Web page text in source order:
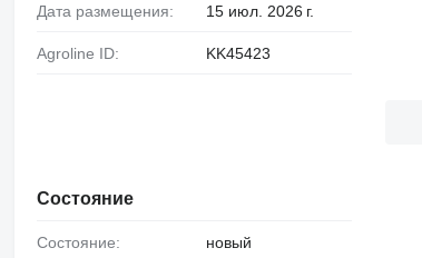
Дата размещения: 15 июл. 2026 г.
Agroline ID: KK45423
Состояние
Состояние: новый